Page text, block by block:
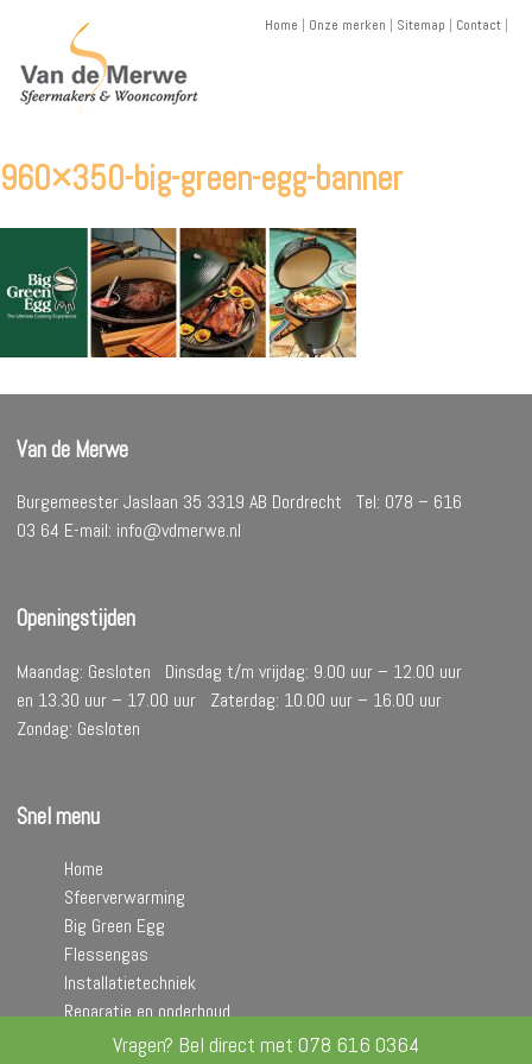
content
Home | Onze merken | Sitemap | Contact |
Vragen? Bel direct met 078 616 0364
960×350-big-green-egg-banner
Van de Merwe
Burgemeester Jaslaan 35 3319 AB Dordrecht Tel: 078 – 616
03 64 E-mail: info@vdmerwe.nl
Openingstijden
Maandag: Gesloten Dinsdag t/m vrijdag: 9.00 uur – 12.00 uur
en 13.30 uur – 17.00 uur Zaterdag: 10.00 uur – 16.00 uur
Zondag: Gesloten
Snel menu
Home
Sfeerverwarming
Big Green Egg
Flessengas
Installatietechniek
Reparatie en onderhoud
Contact